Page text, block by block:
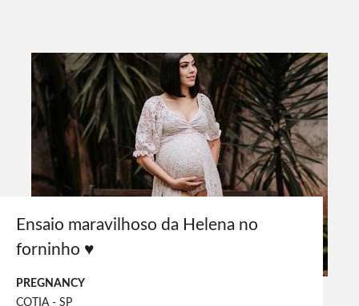
Ensaio maravilhoso da Helena no
forninho ♥
PREGNANCY
COTIA - SP